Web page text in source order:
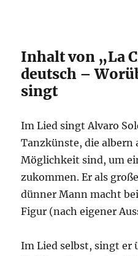
Inhalt von „La
deutsch –
singt
Im Lied singt Alvaro
Tanzkünste, die albern
Möglichkeit sind, um
zukommen. Er als
dünner Mann macht
Figur (nach eigener
Im Lied selbst, singt er